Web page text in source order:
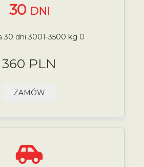
30 DNI
30 dni 3001-3500 kg 0
360 PLN
ZAMÓW